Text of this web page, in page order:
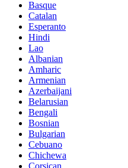
Basque
Catalan
Esperanto
Hindi
Lao
Albanian
Amharic
Armenian
Azerbaijani
Belarusian
Bengali
Bosnian
Bulgarian
Cebuano
Chichewa
Corsican